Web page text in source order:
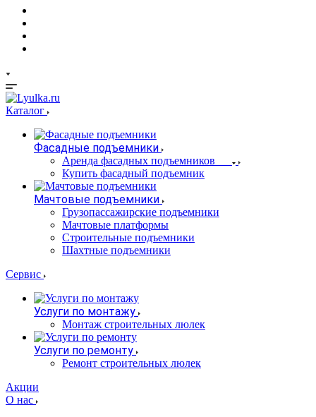
Каталог
Фасадные подъемники
Аренда фасадных подъемников
Купить фасадный подъемник
Мачтовые подъемники
Грузопассажирские подъемники
Мачтовые платформы
Строительные подъемники
Шахтные подъемники
Сервис
Услуги по монтажу
Монтаж строительных люлек
Услуги по ремонту
Ремонт строительных люлек
Акции
О нас